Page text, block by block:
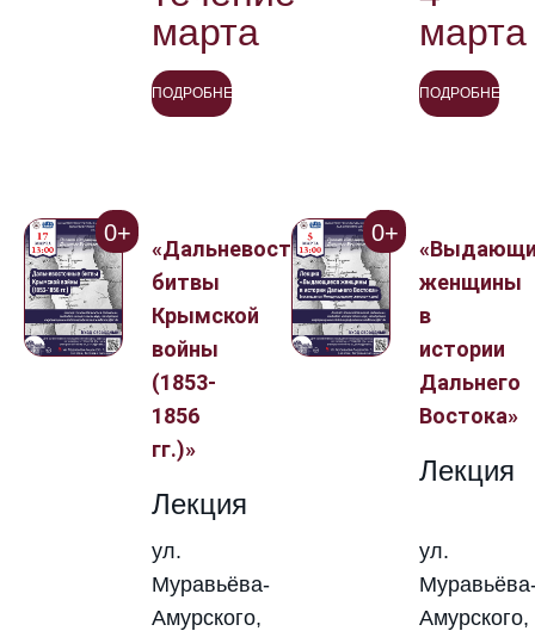
марта
ПОДРОБНЕЕ
марта
ПОДРОБНЕЕ
«Дальневосточные
битвы
Крымской
войны
(1853-
1856
гг.)»
Лекция
ул.
Муравьёва-
Амурского,
0+
женщины
в
истории
Дальнего
Востока»
Лекция
ул.
Амурского,
0+